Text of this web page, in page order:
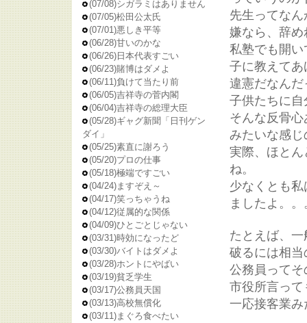
(07/08)シガラミはありません
(07/05)松田公太氏
(07/01)悪しき平等
(06/28)甘いのかな
(06/26) 日本代表すごい
(06/23)賭博はダメよ
(06/11)負けて当たり前
(06/05)吉祥寺の菅内閣
(06/04)吉祥寺の総理大臣
(05/28)ギャグ新聞「日刊ゲン
ダイ」
(05/25)素直に謝ろう
(05/20)プロの仕事
(05/18)極端ですごい
(04/24)ますぞえ～
(04/17)笑っちゃうね
(04/12)従属的な関係
(04/09)ひとごとじゃない
(03/31)時効になったど
(03/30)バイトはダメよ
(03/28)ホントにやばい
(03/19)貧乏学生
(03/17)公務員天国
(03/13)高校無償化
(03/11)まぐろ食べたい
先生ってな
嫌なら、辞
私塾でも開
子に教えて
違憲だなん
子供たちに
そんな反骨
みたいな感
実際、ほと
ね。
少なくとも
ましたよ。。
たとえば、
破るには相
公務員って
市役所言っ
一応接客業